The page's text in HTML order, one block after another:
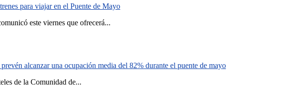
para viajar en el Puente de Mayo
este viernes que ofrecerá...
alcanzar una ocupación media del 82% durante el puente de mayo
de la Comunidad de...